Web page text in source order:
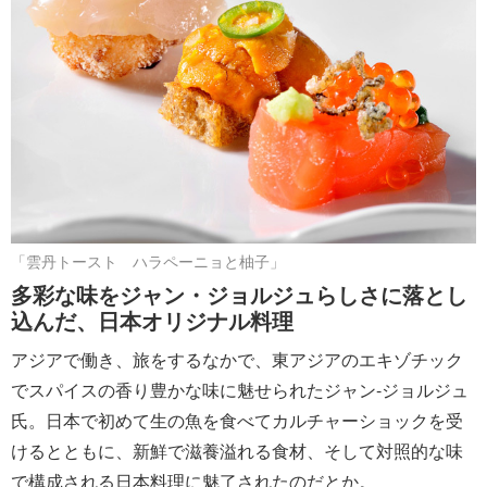
「雲丹トースト ハラペーニョと柚子」
多彩な味をジャン・ジョルジュらしさに落とし
込んだ、日本オリジナル料理
アジアで働き、旅をするなかで、東アジアのエキゾチック
でスパイスの香り豊かな味に魅せられたジャン-ジョルジュ
氏。日本で初めて生の魚を食べてカルチャーショックを受
けるとともに、新鮮で滋養溢れる食材、そして対照的な味
で構成される日本料理に魅了されたのだとか。